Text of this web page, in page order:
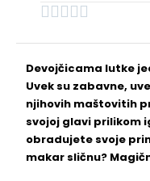

Devojčicama lutke
Uvek su zabavne,
njihovih maštovitih
svojoj glavi prilikom
obradujete svoje
makar sličnu?